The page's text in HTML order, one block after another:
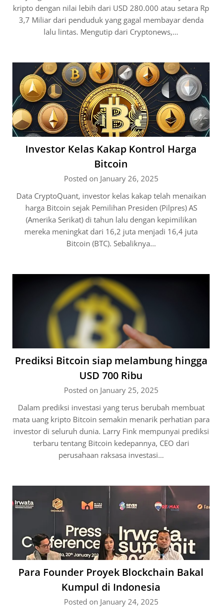
kripto dengan nilai lebih dari USD 280.000 atau setara Rp
3,7 Miliar dari penduduk yang gagal membayar denda
lalu lintas. Mengutip dari Cryptonews,…
Investor Kelas Kakap Kontrol Harga
Bitcoin
Posted on January 26, 2025
Data CryptoQuant, investor kelas kakap telah menaikan
harga Bitcoin sejak Pemilihan Presiden (Pilpres) AS
(Amerika Serikat) di tahun lalu dengan kepimilikan
mereka meningkat dari 16,2 juta menjadi 16,4 juta
Bitcoin (BTC). Sebaliknya…
Prediksi Bitcoin siap melambung hingga
USD 700 Ribu
Posted on January 25, 2025
Dalam prediksi investasi yang terus berubah membuat
mata uang kripto Bitcoin semakin menarik perhatian para
investor di seluruh dunia. Larry Fink mempunyai prediksi
terbaru tentang Bitcoin kedepannya, CEO dari
perusahaan raksasa investasi…
Para Founder Proyek Blockchain Bakal
Kumpul di Indonesia
Posted on January 24, 2025